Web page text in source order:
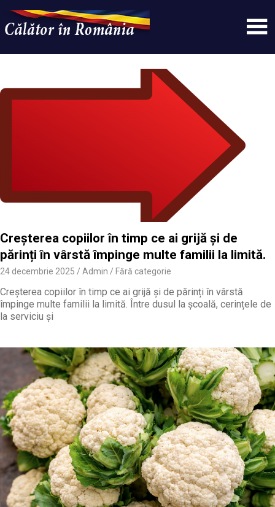
content
Calatorinromania
simplu
Creșterea copiilor în timp ce ai grijă și de
părinți în vârstă împinge multe familii la limită.
24 decembrie 2025 Admin Fără categorie
Creșterea copiilor în timp ce ai grijă și de părinți în vârstă
împinge multe familii la limită. Între dusul la școală, cerințele de
la serviciu și